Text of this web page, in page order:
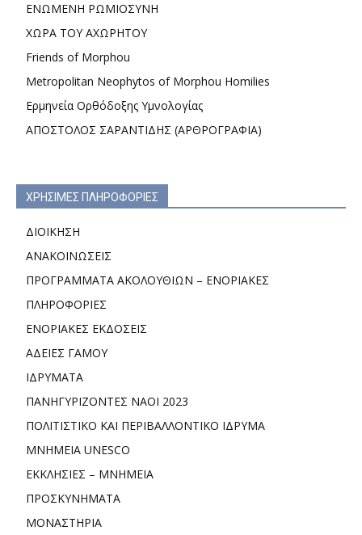
ΕΝΩΜΕΝΗ ΡΩΜΙΟΣΥΝΗ
ΧΩΡΑ ΤΟΥ ΑΧΩΡΗΤΟΥ
Friends of Morphou
Metropolitan Neophytos of Morphou Homilies
Ερμηνεία Ορθόδοξης Υμνολογίας
ΑΠΟΣΤΟΛΟΣ ΣΑΡΑΝΤΙΔΗΣ (ΑΡΘΡΟΓΡΑΦΙΑ)
ΧΡΗΣΙΜΕΣ ΠΛΗΡΟΦΟΡΙΕΣ
ΔΙΟΙΚΗΣΗ
ΑΝΑΚΟΙΝΩΣΕΙΣ
ΠΡΟΓΡΑΜΜΑΤΑ ΑΚΟΛΟΥΘΙΩΝ – ΕΝΟΡΙΑΚΕΣ
ΠΛΗΡΟΦΟΡΙΕΣ
ΕΝΟΡΙΑΚΕΣ ΕΚΔΟΣΕΙΣ
ΑΔΕΙΕΣ ΓΑΜΟΥ
ΙΔΡΥΜΑΤΑ
ΠΑΝΗΓΥΡΙΖΟΝΤΕΣ ΝΑΟΙ 2023
ΠΟΛΙΤΙΣΤΙΚΟ ΚΑΙ ΠΕΡΙΒΑΛΛΟΝΤΙΚΟ ΙΔΡΥΜΑ
ΜΝΗΜΕΙΑ UNESCO
ΕΚΚΛΗΣΙΕΣ – ΜΝΗΜΕΙΑ
ΠΡΟΣΚΥΝΗΜΑΤΑ
ΜΟΝΑΣΤΗΡΙΑ